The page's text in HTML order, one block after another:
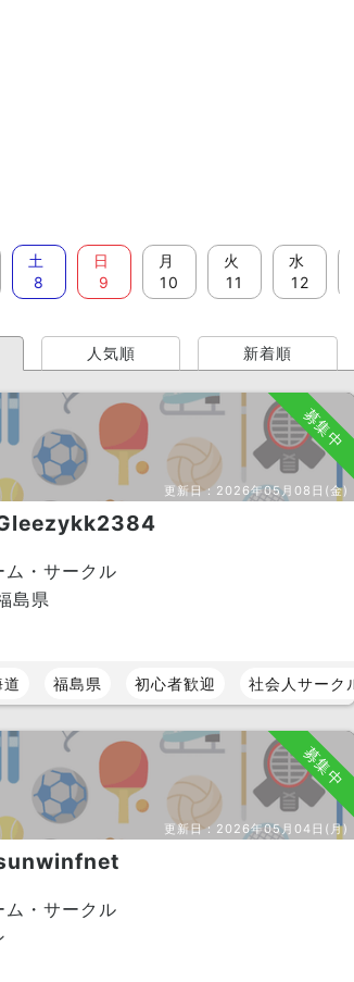
土
8
日
9
月
10
火
11
水
12
人気順 新着順
募集中
更新日： 2026年05月08日(金)
ム・サークル
島県
福島県 初心者歓迎 社会人サークル
募集中
更新日： 2026年05月04日(月)
ム・サークル